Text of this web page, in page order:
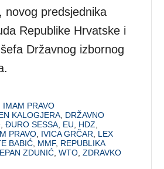
novog predsjednika
Republike Hrvatske i
Državnog izbornog
IMAM PRAVO
KALOGJERA DRŽAVNO
,ĐURO SESSA EU HDZ
PRAVO IVICA GRČAR
LEX
BABIĆ MMF, REPUBLIKA
ZDUNIĆ ,WTO ,ZDRAVKO